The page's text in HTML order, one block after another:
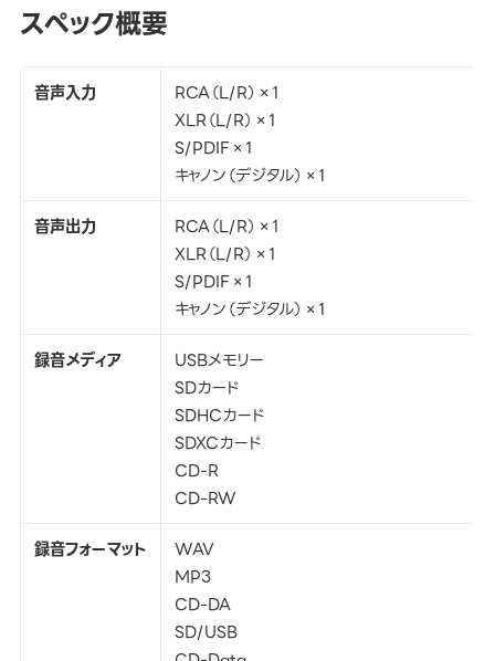
スペック概要
音声入力
RCA（L/R）×1
XLR（L/R）×1
S/PDIF×1
キャノン（デジタル）×1
音声出力
RCA（L/R）×1
XLR（L/R）×1
S/PDIF×1
キャノン（デジタル）×1
録音メディア
USBメモリー
SDカード
SDHCカード
SDXCカード
CD-R
CD-RW
録音フォーマット
WAV
MP3
CD-DA
SD/USB